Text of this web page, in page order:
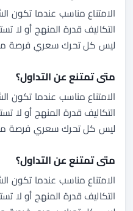
الامتناع مناسب عندما تكون
التكاليف قدرة المنهج أو لا
ليس كل تحرك سعري فرصة
متى تمتنع عن التداول؟
الامتناع مناسب عندما تكون
التكاليف قدرة المنهج أو لا
ليس كل تحرك سعري فرصة
متى تمتنع عن التداول؟
الامتناع مناسب عندما تكون
التكاليف قدرة المنهج أو لا